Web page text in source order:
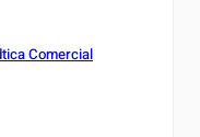
Comercial